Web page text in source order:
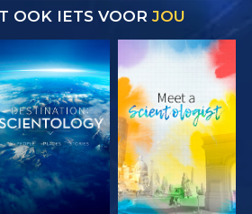
OOK IETS VOOR JOU